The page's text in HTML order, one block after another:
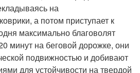
на
а потом приступает к
максимально благоволят
минут на беговой дорожке, они
подвижностью и добивают
для устойчивости на твердой